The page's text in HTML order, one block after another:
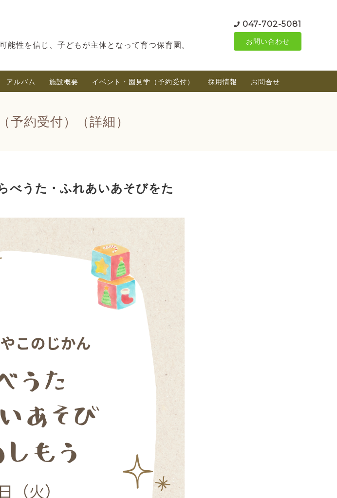
性を信じ、子どもが主体となって育つ保育園。
047-702-5081
お問い合わせ
アルバム 施設概要 イベント・園見学（予約受付） 採用情報 お問合せ
予約受付）（詳細）
うた・ふれあいあそびをた